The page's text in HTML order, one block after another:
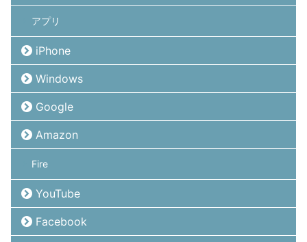
アプリ
iPhone
Windows
Google
Amazon
Fire
YouTube
Facebook